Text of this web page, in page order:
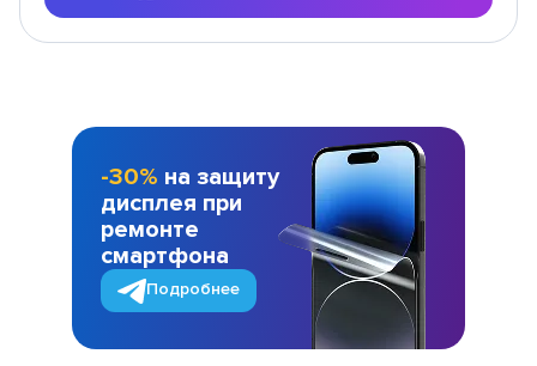
-30% на защиту
дисплея при
ремонте
смартфона
Подробнее